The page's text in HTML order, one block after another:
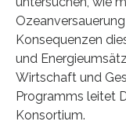
Konsequenzen
und
Wirtschaft und
Programms leitet
Konsortium.